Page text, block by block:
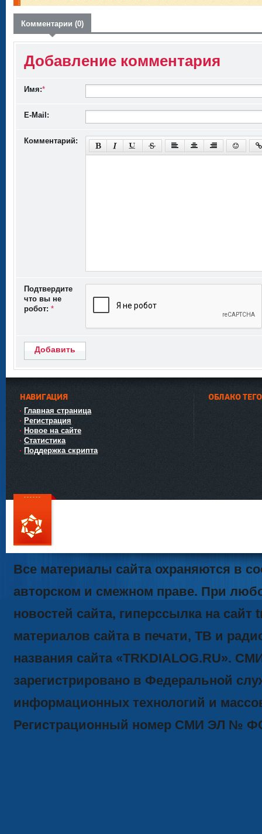
Комментарии (0)
Добавление комментария
Имя:*
E-Mail:
Комментарий:
Подтвердите
что вы не
робот: *
Добавить
НАВИГАЦИЯ
Главная страница
Регистрация
Новое на сайте
Статистика
Поддержка скрипта
ОБЛАКО
111
Все материалы сайта охраняются в
авторском и смежном праве. При
новостей сайта, гиперссылка на
материалов сайта в печати, ТВ и
названия сайта «TRKDIALOG.RU».
зарегистрировано в Федеральной
информационных технологий и
Регистрационный номер СМИ ЭЛ №